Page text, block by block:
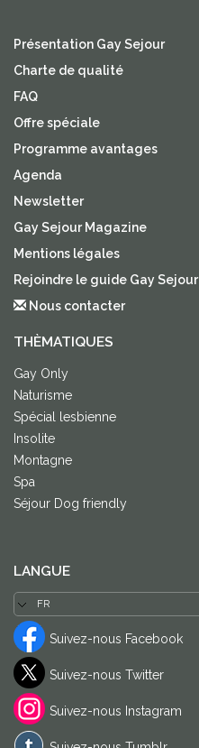
Présentation Gay Sejour
Charte de qualité
FAQ
Offre spéciale
Programme avantages
Agenda
Newsletter
Gay Sejour Magazine
Mentions légales
Rejoindre le guide Gay Sejour
Nous contacter
THÈMATIQUES
Gay Only
Naturisme
Spécial lesbienne
Insolite
Montagne
Spa
Séjour Dog friendly
LANGUE
Suivez-nous Facebook
Suivez-nous Twitter
Suivez-nous Instagram